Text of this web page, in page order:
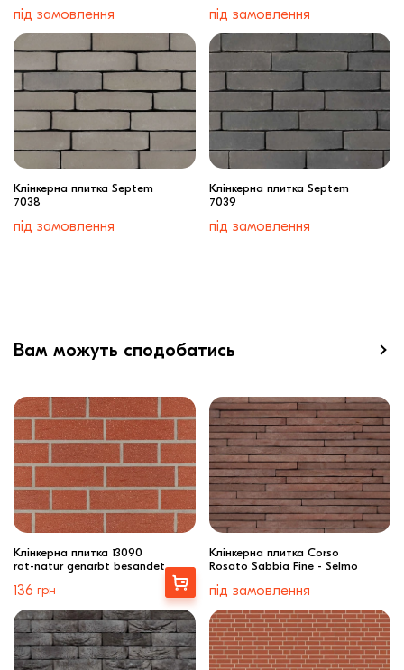
під замовлення під замовлення
Клінкерна плитка Septem
7038
під замовлення
Клінкерна плитка Septem
7039
під замовлення
Вам можуть сподобатись
Клінкерна плитка 13090
rot-natur genarbt besandet
136 грн
Вибрати
Клінкерна плитка Corso
Rosato Sabbia Fine - Selmo
під замовлення